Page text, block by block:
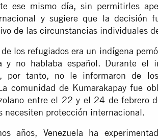
ese mismo día, sin permitirles
y sugiere que la decisión
de las circunstancias individuales
los refugiados era un indígena
y no hablaba español. Durante el
por tanto, no le informaron de
comunidad de Kumarakapay fue
entre el 22 y el 24 de febrero
necesiten protección internacional.
años, Venezuela ha